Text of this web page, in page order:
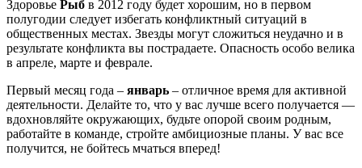
Здоровье Рыб в 2012 году будет хорошим, но в первом
полугодии следует избегать конфликтный ситуаций в
общественных местах. Звезды могут сложиться неудачно и в
результате конфликта вы пострадаете. Опасность особо велика
в апреле, марте и феврале.
Первый месяц года – январь – отличное время для активной
деятельности. Делайте то, что у вас лучше всего получается —
вдохновляйте окружающих, будьте опорой своим родным,
работайте в команде, стройте амбициозные планы. У вас все
получится, не бойтесь мчаться вперед!